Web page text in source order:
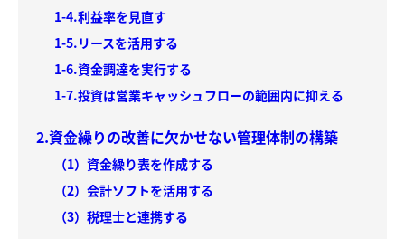
1-4.利益率を見直す
1-5.リースを活用する
1-6.資金調達を実行する
1-7.投資は営業キャッシュフローの範囲内に抑える
2.資金繰りの改善に欠かせない管理体制の構築
（1）資金繰り表を作成する
（2）会計ソフトを活用する
（3）税理士と連携する